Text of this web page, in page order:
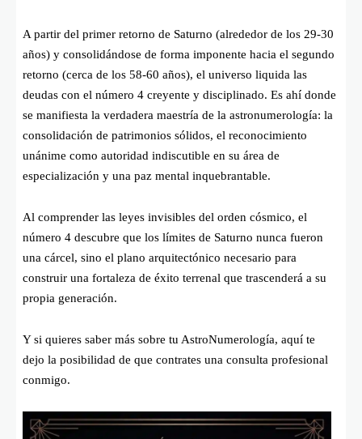
A partir del primer retorno de Saturno (alrededor de los 29-30
años) y consolidándose de forma imponente hacia el segundo
retorno (cerca de los 58-60 años), el universo liquida las
deudas con el número 4 creyente y disciplinado. Es ahí donde
se manifiesta la verdadera maestría de la astronumerología: la
consolidación de patrimonios sólidos, el reconocimiento
unánime como autoridad indiscutible en su área de
especialización y una paz mental inquebrantable.
Al comprender las leyes invisibles del orden cósmico, el
número 4 descubre que los límites de Saturno nunca fueron
una cárcel, sino el plano arquitectónico necesario para
construir una fortaleza de éxito terrenal que trascenderá a su
propia generación.
Y si quieres saber más sobre tu AstroNumerología, aquí te
dejo la posibilidad de que contrates una consulta profesional
conmigo.